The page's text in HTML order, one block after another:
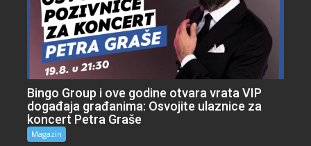
Bingo Group i ove godine otvara vrata VIP
događaja građanima: Osvojite ulaznice za
koncert Petra Graše
Magazin